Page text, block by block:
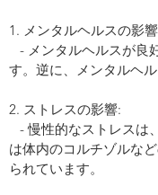
1. メンタルヘルスの影
す。逆に、メンタルヘ
2. ストレスの影響:
は体内のコルチゾルな
られています。